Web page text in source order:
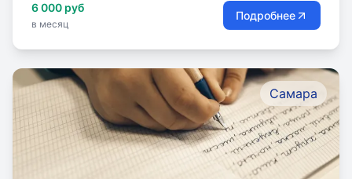
6 000 руб
в месяц
Подробнее
Самара